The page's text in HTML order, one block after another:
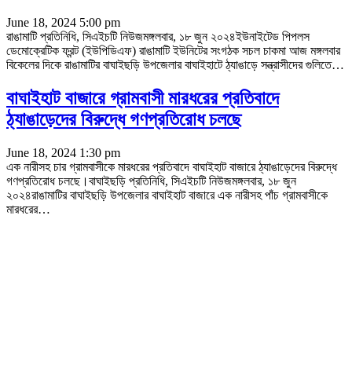
June 18, 2024 5:00 pm
রাঙামাটি প্রতিনিধি, সিএইচটি নিউজমঙ্গলবার, ১৮ জুন ২০২৪ইউনাইটেড পিপলস
ডেমোক্রেটিক ফ্রন্ট (ইউপিডিএফ) রাঙামাটি ইউনিটের সংগঠক সচল চাকমা আজ মঙ্গলবার
বিকেলের দিকে রাঙামাটির বাঘাইছড়ি উপজেলার বাঘাইহাটে ঠ্যাঙাড়ে সন্ত্রাসীদের গুলিতে…
বাঘাইহাট বাজারে গ্রামবাসী মারধরের প্রতিবাদে
ঠ্যাঙাড়েদের বিরুদ্ধে গণপ্রতিরোধ চলছে
June 18, 2024 1:30 pm
এক নারীসহ চার গ্রামবাসীকে মারধরের প্রতিবাদে বাঘাইহাট বাজারে ঠ্যাঙাড়েদের বিরুদ্ধে
গণপ্রতিরোধ চলছে।বাঘাইছড়ি প্রতিনিধি, সিএইচটি নিউজমঙ্গলবার, ১৮ জুন
২০২৪রাঙামাটির বাঘাইছড়ি উপজেলার বাঘাইহাট বাজারে এক নারীসহ পাঁচ গ্রামবাসীকে
মারধরের…